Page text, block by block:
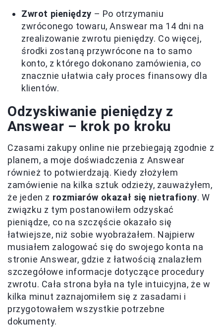
Zwrot pieniędzy – Po otrzymaniu
zwróconego towaru, Answear ma 14 dni na
zrealizowanie zwrotu pieniędzy. Co więcej,
środki zostaną przywrócone na to samo
konto, z którego dokonano zamówienia, co
znacznie ułatwia cały proces finansowy dla
klientów.
Odzyskiwanie pieniędzy z
Answear – krok po kroku
Czasami zakupy online nie przebiegają zgodnie z
planem, a moje doświadczenia z Answear
również to potwierdzają. Kiedy złożyłem
zamówienie na kilka sztuk odzieży, zauważyłem,
że jeden z rozmiarów okazał się nietrafiony. W
związku z tym postanowiłem odzyskać
pieniądze, co na szczęście okazało się
łatwiejsze, niż sobie wyobrażałem. Najpierw
musiałem zalogować się do swojego konta na
stronie Answear, gdzie z łatwością znalazłem
szczegółowe informacje dotyczące procedury
zwrotu. Cała strona była na tyle intuicyjna, że w
kilka minut zaznajomiłem się z zasadami i
przygotowałem wszystkie potrzebne
dokumenty.